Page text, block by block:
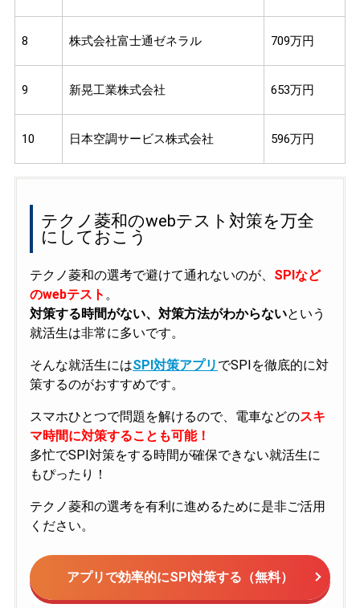
8 株式会社富士通ゼネラル 709万円
9 新晃工業株式会社 653万円
10 日本空調サービス株式会社 596万円
テクノ菱和のwebテスト対策を万全
にしておこう
テクノ菱和の選考で避けて通れないのが、 SPIなど
のwebテスト 。
対策する時間がない、対策方法がわからないという
就活生は非常に多いです。
そんな就活生にはSPI対策アプリ でSPIを徹底的に対
策するのがおすすめです。
スマホひとつで問題を解けるので、電車などのスキ
マ時間に対策することも可能！
多忙でSPI対策をする時間が確保できない就活生に
もぴったり！
テクノ菱和の選考を有利に進めるために是非ご活用
ください。
アプリで効率的にSPI対策する（無料）